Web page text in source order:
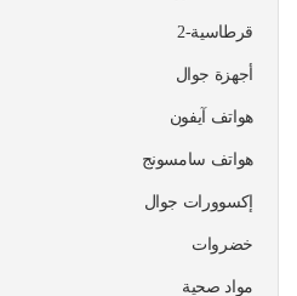
قرطاسية-2
أجهزة جوال
هواتف آيفون
هواتف سامسونج
إكسوورات جوال
خضروات
مواد صحية